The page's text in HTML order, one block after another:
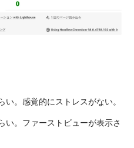
。感覚的にストレスがない。
い。ファーストビューが表示さ